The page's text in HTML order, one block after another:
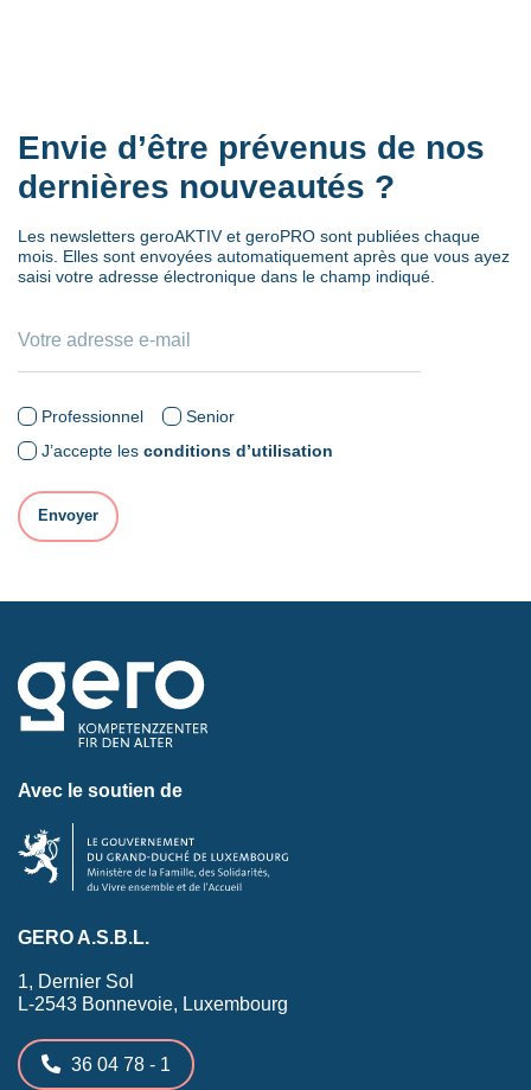
Envie d’être prévenus de nos
dernières nouveautés ?
Les newsletters geroAKTIV et geroPRO sont publiées chaque
mois. Elles sont envoyées automatiquement après que vous ayez
saisi votre adresse électronique dans le champ indiqué.
Professionnel
Senior
J’accepte les conditions d’utilisation
Avec le soutien de
GERO A.S.B.L.
1, Dernier Sol
L-2543 Bonnevoie, Luxembourg
36 04 78 - 1